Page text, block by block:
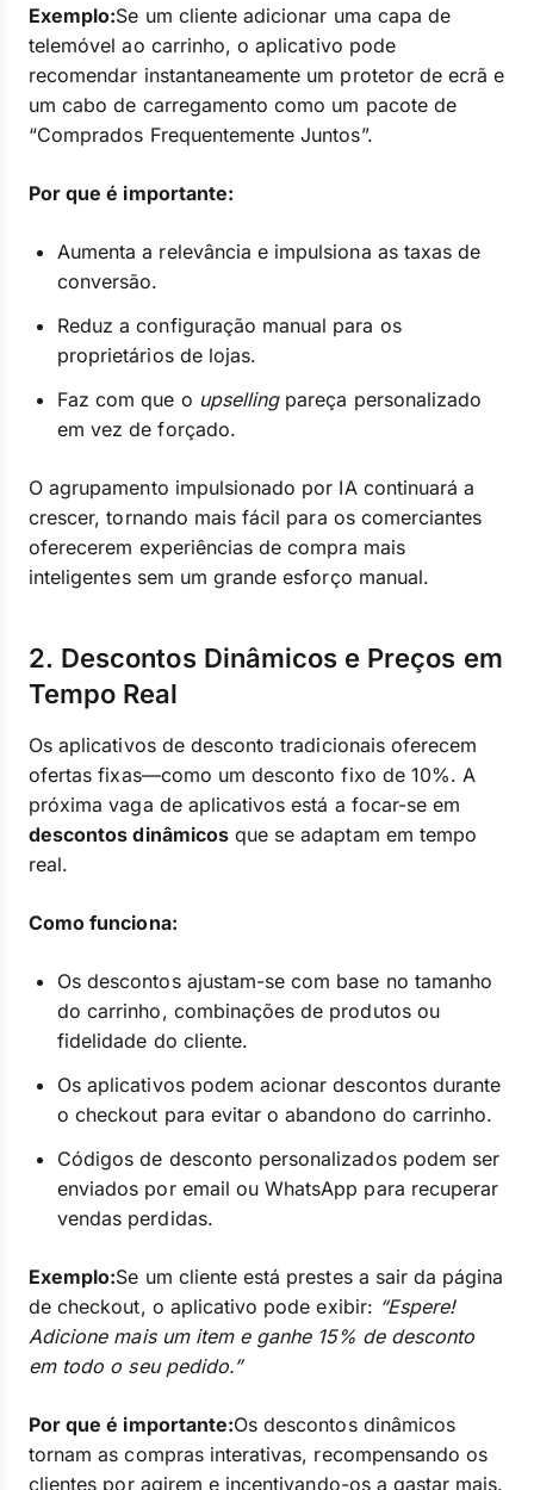
Exemplo:Se um cliente adicionar uma capa de
telemóvel ao carrinho, o aplicativo pode
recomendar instantaneamente um protetor de ecrã e
um cabo de carregamento como um pacote de
“Comprados Frequentemente Juntos”.
Por que é importante:
Aumenta a relevância e impulsiona as taxas de
conversão.
Reduz a configuração manual para os
proprietários de lojas.
Faz com que o upsellingpareça personalizado
em vez de forçado.
O agrupamento impulsionado por IA continuará a
crescer, tornando mais fácil para os comerciantes
oferecerem experiências de compra mais
inteligentes sem um grande esforço manual.
2. Descontos Dinâmicos e Preços em
Tempo Real
Os aplicativos de desconto tradicionais oferecem
ofertas fixas—como um desconto fixo de 10%. A
próxima vaga de aplicativos está a focar-se em
descontos dinâmicosque se adaptam em tempo
real.
Como funciona:
Os descontos ajustam-se com base no tamanho
do carrinho, combinações de produtos ou
fidelidade do cliente.
Os aplicativos podem acionar descontos durante
o checkout para evitar o abandono do carrinho.
Códigos de desconto personalizados podem ser
enviados por email ou WhatsApp para recuperar
vendas perdidas.
Exemplo:Se um cliente está prestes a sair da página
de checkout, o aplicativo pode exibir: “Espere!
Adicione mais um item e ganhe 15% de desconto
em todo o seu pedido.”
Por que é importante:Os descontos dinâmicos
tornam as compras interativas, recompensando os
clientes por agirem e incentivando-os a gastar mais.